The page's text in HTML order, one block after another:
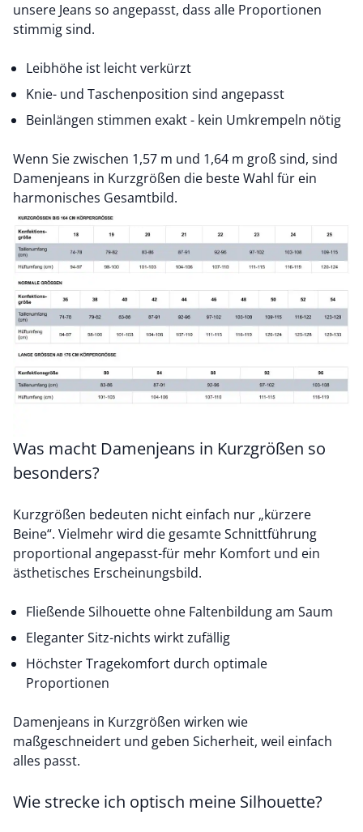
unsere Jeans so angepasst, dass alle Proportionen
stimmig sind.
Leibhöhe ist leicht verkürzt
Knie- und Taschenposition sind angepasst
Beinlängen stimmen exakt - kein Umkrempeln nötig
Wenn Sie zwischen 1,57 m und 1,64 m groß sind, sind
Damenjeans in Kurzgrößen die beste Wahl für ein
harmonisches Gesamtbild.
Was macht Damenjeans in Kurzgrößen so
besonders?
Kurzgrößen bedeuten nicht einfach nur „kürzere
Beine“. Vielmehr wird die gesamte Schnittführung
proportional angepasst-für mehr Komfort und ein
ästhetisches Erscheinungsbild.
Fließende Silhouette ohne Faltenbildung am Saum
Eleganter Sitz-nichts wirkt zufällig
Höchster Tragekomfort durch optimale
Proportionen
Damenjeans in Kurzgrößen wirken wie
maßgeschneidert und geben Sicherheit, weil einfach
alles passt.
Wie strecke ich optisch meine Silhouette?